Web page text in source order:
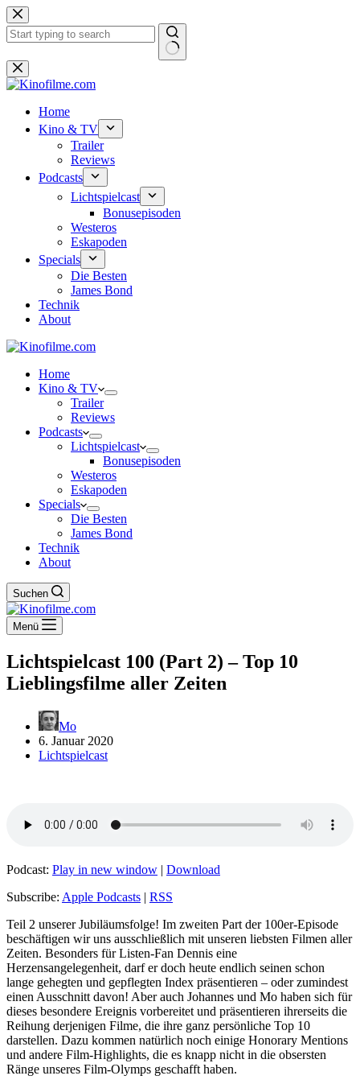
Zum
Inhalt
springen
Keine
Ergebnisse
Home
Kino & TV
Trailer
Reviews
Podcasts
Lichtspielcast
Bonusepisoden
Westeros
Eskapoden
Specials
Die Besten
James Bond
Technik
About
Home
Kino & TV
Trailer
Reviews
Podcasts
Lichtspielcast
Bonusepisoden
Westeros
Eskapoden
Specials
Die Besten
James Bond
Technik
About
Suchen
Menü
Lichtspielcast 100 (Part 2) – Top 10
Lieblingsfilme aller Zeiten
Mo
6. Januar 2020
Lichtspielcast
Podcast: Play in new window | Download
Subscribe: Apple Podcasts | RSS
Teil 2 unserer Jubiläumsfolge! Im zweiten Part der 100er-Episode
beschäftigen wir uns ausschließlich mit unseren liebsten Filmen aller
Zeiten. Besonders für Listen-Fan Dennis eine
Herzensangelegenheit, darf er doch heute endlich seinen schon
lange gehegten und gepflegten Index präsentieren – oder zumindest
einen Ausschnitt davon! Aber auch Johannes und Mo haben sich für
dieses besondere Ereignis vorbereitet und präsentieren ihrerseits die
Reihung derjenigen Filme, die ihre ganz persönliche Top 10
darstellen. Dazu kommen natürlich noch einige Honorary Mentions
und andere Film-Highlights, die es knapp nicht in die obsersten
Ränge unseres Film-Olymps geschafft haben.